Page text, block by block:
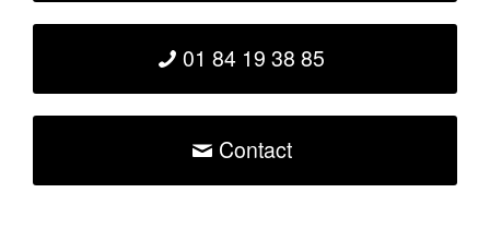
01 84 19 38 85
Contact